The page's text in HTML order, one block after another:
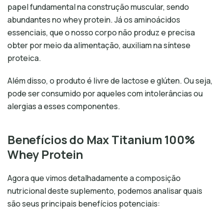
papel fundamental na construção muscular, sendo
abundantes no whey protein. Já os aminoácidos
essenciais, que o nosso corpo não produz e precisa
obter por meio da alimentação, auxiliam na síntese
proteica.
Além disso, o produto é livre de lactose e glúten. Ou seja,
pode ser consumido por aqueles com intolerâncias ou
alergias a esses componentes.
Benefícios do Max Titanium 100%
Whey Protein
Agora que vimos detalhadamente a composição
nutricional deste suplemento, podemos analisar quais
são seus principais benefícios potenciais: